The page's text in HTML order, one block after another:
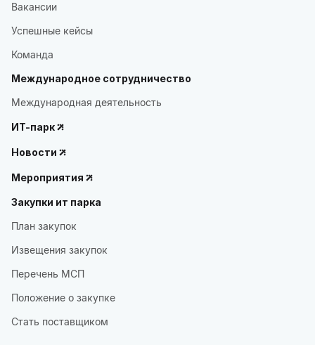
Вакансии
Успешные кейсы
Команда
Международное сотрудничество
Международная деятельность
ИТ-парк
Новости
Мероприятия
Закупки ит парка
План закупок
Извещения закупок
Перечень МСП
Положение о закупке
Стать поставщиком